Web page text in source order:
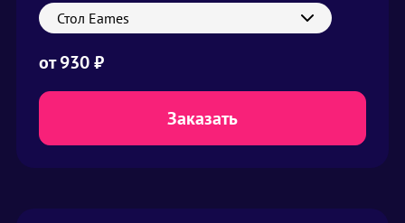
Стол Eames
от930₽
Заказать